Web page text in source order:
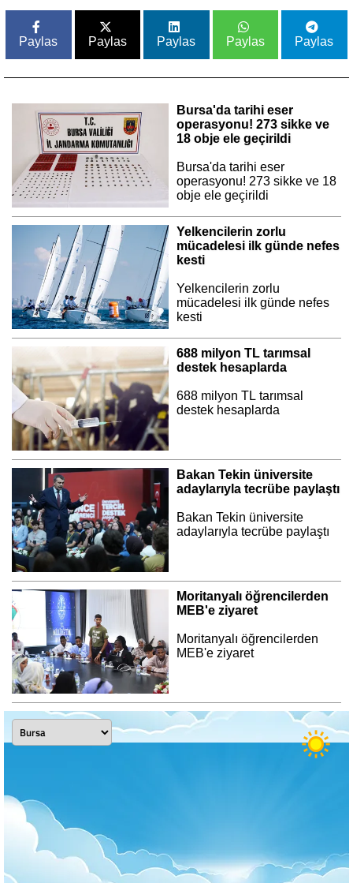
Paylas Paylas Paylas Paylas Paylas
Bursa'da tarihi eser
operasyonu! 273 sikke ve
18 obje ele geçirildi
Bursa'da tarihi eser
operasyonu! 273 sikke ve 18
obje ele geçirildi
Yelkencilerin zorlu
mücadelesi ilk günde nefes
kesti
Yelkencilerin zorlu
mücadelesi ilk günde nefes
kesti
688 milyon TL tarımsal
destek hesaplarda
688 milyon TL tarımsal
destek hesaplarda
Bakan Tekin üniversite
adaylarıyla tecrübe paylaştı
Bakan Tekin üniversite
adaylarıyla tecrübe paylaştı
Moritanyalı öğrencilerden
MEB'e ziyaret
Moritanyalı öğrencilerden
MEB'e ziyaret